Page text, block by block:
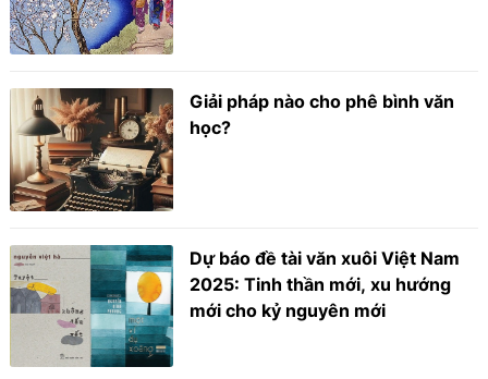
Giải pháp nào cho phê bình văn
học?
Dự báo đề tài văn xuôi Việt Nam
2025: Tinh thần mới, xu hướng
mới cho kỷ nguyên mới